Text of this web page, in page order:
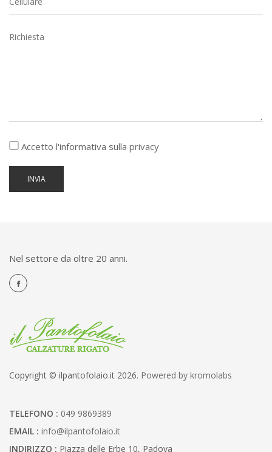
Accetto l'informativa sulla privacy
INVIA
Nel settore da oltre 20 anni.
Copyright © ilpantofolaio.it 2026. Powered by kromolabs
TELEFONO : 049 9869389
EMAIL : info@ilpantofolaio.it
INDIRIZZO : Piazza delle Erbe 10, Padova